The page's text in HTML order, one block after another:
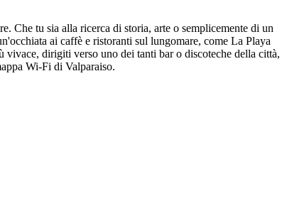
Che tu sia alla ricerca di storia, arte o semplicemente di un
ai caffè e ristoranti sul lungomare, come La Playa
vivace, dirigiti verso uno dei tanti bar o discoteche della città,
Wi-Fi di Valparaiso.